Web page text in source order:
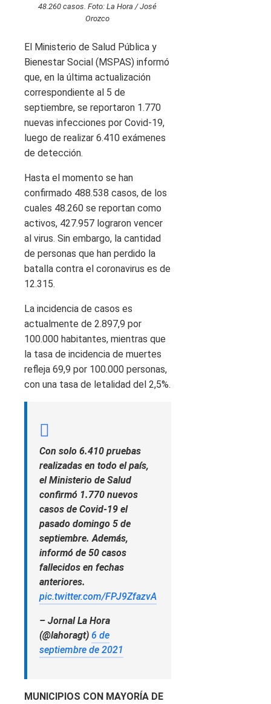
48.260 casos. Foto: La Hora / José
Orozco
El Ministerio de Salud Pública y
Bienestar Social (MSPAS) informó
que, en la última actualización
correspondiente al 5 de
septiembre, se reportaron 1.770
nuevas infecciones por Covid-19,
luego de realizar 6.410 exámenes
de detección.
Hasta el momento se han
confirmado 488.538 casos, de los
cuales 48.260 se reportan como
activos, 427.957 lograron vencer
al virus. Sin embargo, la cantidad
de personas que han perdido la
batalla contra el coronavirus es de
12.315.
La incidencia de casos es
actualmente de 2.897,9 por
100.000 habitantes, mientras que
la tasa de incidencia de muertes
refleja 69,9 por 100.000 personas,
con una tasa de letalidad del 2,5%.
Con solo 6.410 pruebas
realizadas en todo el país,
el Ministerio de Salud
confirmó 1.770 nuevos
casos de Covid-19 el
pasado domingo 5 de
septiembre. Además,
informó de 50 casos
fallecidos en fechas
anteriores.
pic.twitter.com/FPJ9ZfazvA
– Jornal La Hora
(@lahoragt) 6 de
septiembre de 2021
MUNICIPIOS CON MAYORÍA DE